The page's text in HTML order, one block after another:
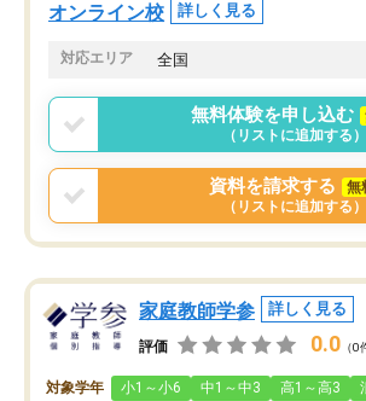
オンライン校 詳しく見る
対応エリア 全国
無料体験を申し込む
（リストに追加する）
資料を請求する
無
（リストに追加する）
家庭教師学参 詳しく見る
評価 0.0 （0
対象学年 小1～小6 中1～中3 高1～高3